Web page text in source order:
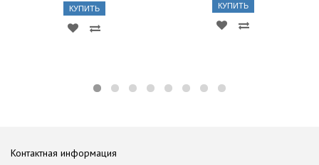
КУПИТЬ КУПИТЬ
Контактная информация